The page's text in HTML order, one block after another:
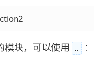
模块，可以使用 .. ：